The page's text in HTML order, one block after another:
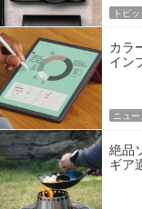
トピ
カラ
イン
ニュー
絶品
ギア